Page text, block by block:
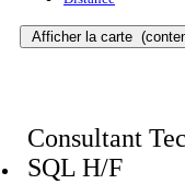
Afficher la carte
Consultant
SQL H/F